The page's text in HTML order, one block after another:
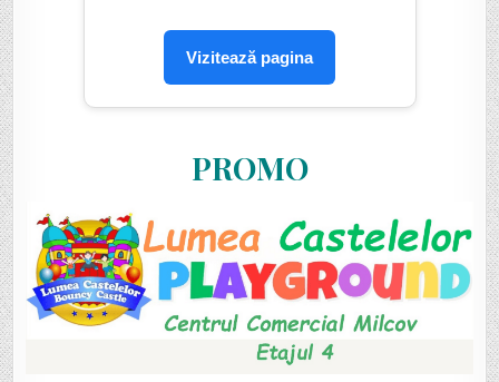
Vizitează pagina
PROMO